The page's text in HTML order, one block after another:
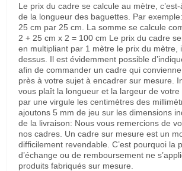
Le prix du cadre se calcule au mètre,
de la longueur des baguettes. Par
25 cm par 25 cm. La somme se calcule
2 + 25 cm x 2 = 100 cm Le prix du cadre
en multipliant par 1 mètre le prix du mètre,
dessus. Il est évidemment possible
afin de commander un cadre qui
près à votre sujet à encadrer sur mesure.
vous plaît la longueur et la largeur de
par une virgule les centimètres des
ajoutons 5 mm de jeu sur les dimensions
de la livraison: Nous vous remercions de
nos cadres. Un cadre sur mesure est un
difficilement revendable. C’est pourquoi la
d’échange ou de remboursement ne
produits fabriqués sur mesure.